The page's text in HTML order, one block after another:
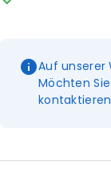
Auf unserer
Möchten